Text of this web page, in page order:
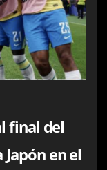
final del
en el